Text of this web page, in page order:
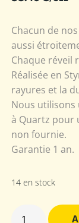
Chacun de
aussi
Chaque réveil
Réalisée en
rayures et la
Nous utilisons
à Quartz pour
non fournie.
Garantie 1 an.
14 en stock